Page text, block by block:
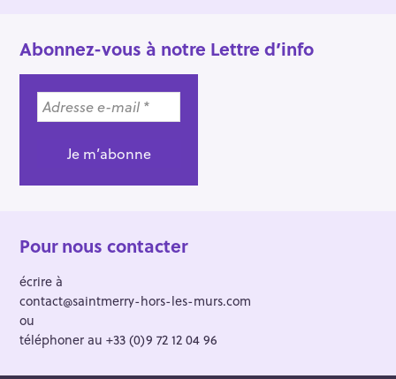
Abonnez-vous à notre Lettre d’info
Pour nous contacter
écrire à
contact@saintmerry-hors-les-murs.com
ou
téléphoner au +33 (0)9 72 12 04 96